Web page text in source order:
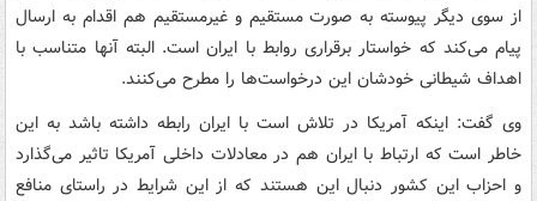
از سوی دیگر پیوسته به صورت مستقیم و غیرمستقیم هم اقدام به ارسال
پیام می‌کند که خواستار برقراری روابط با ایران است. البته آنها متناسب با
اهداف شیطانی خودشان این درخواست‌ها را مطرح می‌کنند.
وی گفت: اینکه آمریکا در تلاش است با ایران رابطه داشته باشد به این
خاطر است که ارتباط با ایران هم در معادلات داخلی آمریکا تاثیر می‌گذارد
و احزاب این کشور دنبال این هستند که از این شرایط در راستای منافع